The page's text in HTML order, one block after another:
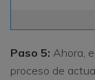
Paso 5: Ahora,
proceso de